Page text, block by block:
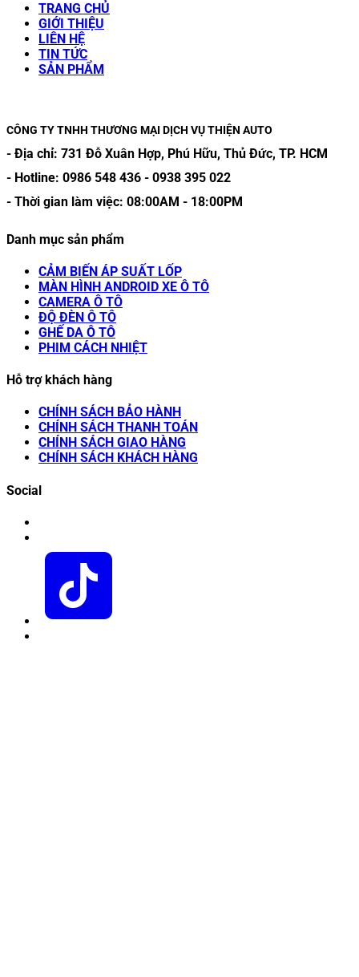
TRANG CHỦ
GIỚI THIỆU
LIÊN HỆ
TIN TỨC
SẢN PHẨM
CÔNG TY TNHH THƯƠNG MẠI DỊCH VỤ THIỆN AUTO
- Địa chỉ: 731 Đỗ Xuân Hợp, Phú Hữu, Thủ Đức, TP. HCM
- Hotline: 0986 548 436 - 0938 395 022
- Thời gian làm việc: 08:00AM - 18:00PM
Danh mục sản phẩm
CẢM BIẾN ÁP SUẤT LỐP
MÀN HÌNH ANDROID XE Ô TÔ
CAMERA Ô TÔ
ĐỘ ĐÈN Ô TÔ
GHẾ DA Ô TÔ
PHIM CÁCH NHIỆT
Hỗ trợ khách hàng
CHÍNH SÁCH BẢO HÀNH
CHÍNH SÁCH THANH TOÁN
CHÍNH SÁCH GIAO HÀNG
CHÍNH SÁCH KHÁCH HÀNG
Social